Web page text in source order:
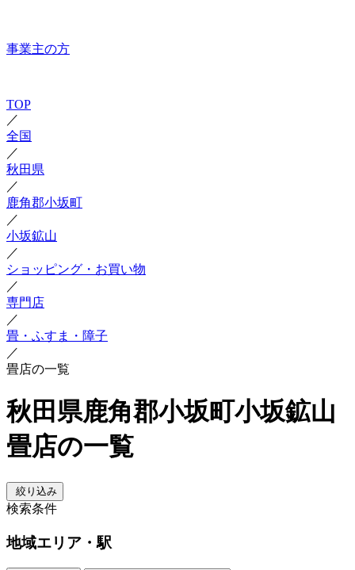
事業主の方
TOP
／
全国
／
秋田県
／
鹿角郡小坂町
／
小坂鉱山
／
ショッピング・お買い物
／
専門店
／
畳・ふすま・障子
／
畳店の一覧
秋田県鹿角郡小坂町小坂鉱山
畳店の一覧
絞り込み
検索条件
地域エリア・駅